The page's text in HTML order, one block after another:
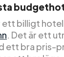
billigt
. Det är ett
ett bra pris-